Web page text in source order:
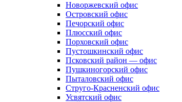
Новоржевский офис
Островский офис
Печорский офис
Плюсский офис
Порховский офис
Пустошкинский офис
Псковский район — офис
Пушкиногорский офис
Пыталовский офис
Струго-Красненский офис
Усвятский офис